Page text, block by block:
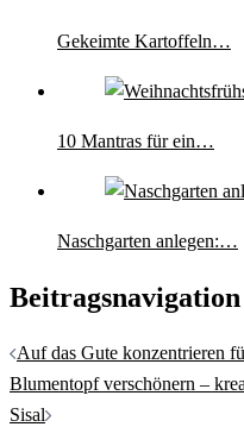
Gekeimte Kartoffeln…
10 Mantras für ein…
Naschgarten anlegen:…
Beitragsnavigation
Auf das Gute konzentrieren
Blumentopf verschönern –
Sisal